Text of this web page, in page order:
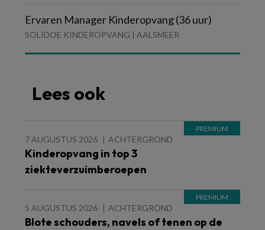
Ervaren Manager Kinderopvang (36 uur)
SOLIDOE KINDEROPVANG | AALSMEER
Lees ook
7 AUGUSTUS 2026 ACHTERGROND
Kinderopvang in top 3
ziekteverzuimberoepen
5 AUGUSTUS 2026 ACHTERGROND
Blote schouders, navels of tenen op de